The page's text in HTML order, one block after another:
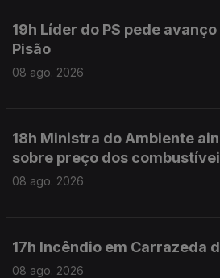
19h Líder do PS pede
Pisão
08 ago. 2026
18h Ministra do Ambiente
sobre preço dos
08 ago. 2026
17h Incêndio em Carrazeda
08 ago. 2026